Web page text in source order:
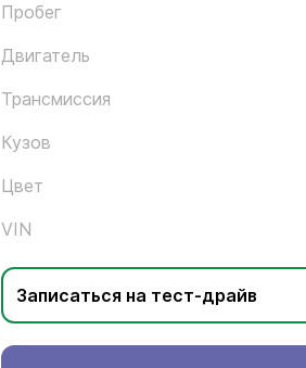
Пробег
Двигатель
Трансмиссия
Кузов
Цвет
VIN
Записаться на тест-драйв